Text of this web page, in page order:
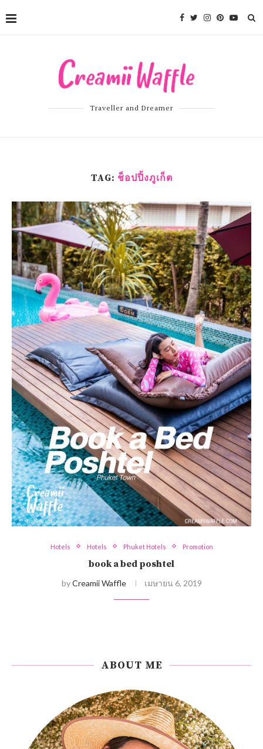
Traveller and Dreamer
TAG: ช็อปปิ้งภูเก็ต
Hotels Hotels Phuket Hotels Promotion
book a bed poshtel
byCreamii Waffle เมษายน 6, 2019
ABOUT ME